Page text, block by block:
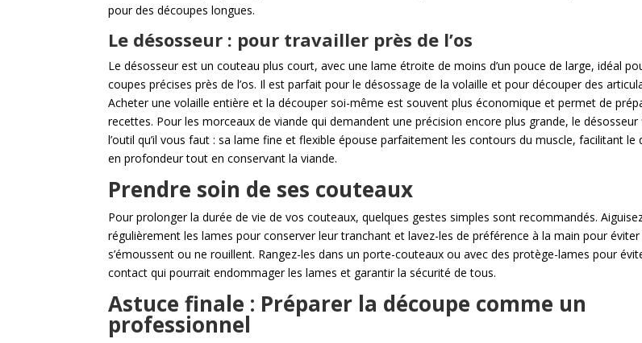
pour des découpes longues.
Le désosseur : pour travailler près de l’os
Le désosseur est un couteau plus court, avec une lame étroite de moins d’un pouce de large, idéal
coupes précises près de l’os. Il est parfait pour le désossage de la volaille et pour découper des
Acheter une volaille entière et la découper soi-même est souvent plus économique et permet de
recettes. Pour les morceaux de viande qui demandent une précision encore plus grande, le désosseur
l’outil qu’il vous faut : sa lame fine et flexible épouse parfaitement les contours du muscle, facilitant le
en profondeur tout en conservant la viande.
Prendre soin de ses couteaux
Pour prolonger la durée de vie de vos couteaux, quelques gestes simples sont recommandés.
régulièrement les lames pour conserver leur tranchant et lavez-les de préférence à la main pour éviter
s’émoussent ou ne rouillent. Rangez-les dans un porte-couteaux ou avec des protège-lames pour
contact qui pourrait endommager les lames et garantir la sécurité de tous.
Astuce finale : Préparer la découpe comme un
professionnel